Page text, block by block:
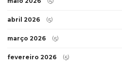
abril 2026 (5)
março 2026 (5)
fevereiro 2026 (5)